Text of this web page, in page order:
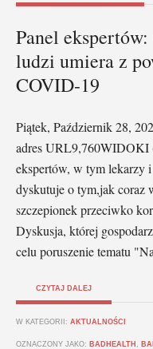
Panel
ludzi umiera z
COVID-19
Piątek, Październik 28,
adres URL9,760WIDOKI
ekspertów, w tym lekarzy
dyskutuje o tym,jak coraz
szczepionek przeciwko
Dyskusja, której
celu poruszenie tematu
CZYTAJ DALEJ
W KATEGORII: AKTUALNOŚCI
OZNACZONY JAKO: BADHEALTH